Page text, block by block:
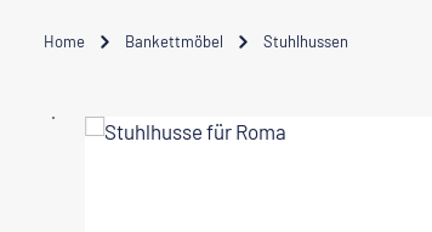
Home Bankettmöbel Stuhlhussen
Bildergalerie überspringen